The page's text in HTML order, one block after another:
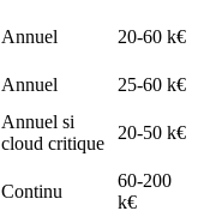
Annuel 20-60 k€
Annuel 25-60 k€
Annuel si
cloud critique
20-50 k€
Continu
60-200
k€